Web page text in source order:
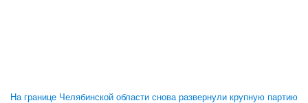
На границе Челябинской области снова развернули крупную партию